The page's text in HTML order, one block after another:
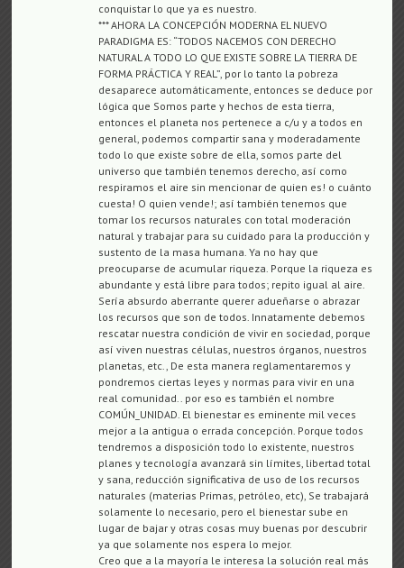
conquistar lo que ya es nuestro.
*** AHORA LA CONCEPCIÓN MODERNA EL NUEVO
PARADIGMA ES: “TODOS NACEMOS CON DERECHO
NATURAL A TODO LO QUE EXISTE SOBRE LA TIERRA DE
FORMA PRÁCTICA Y REAL”, por lo tanto la pobreza
desaparece automáticamente, entonces se deduce por
lógica que Somos parte y hechos de esta tierra,
entonces el planeta nos pertenece a c/u y a todos en
general, podemos compartir sana y moderadamente
todo lo que existe sobre de ella, somos parte del
universo que también tenemos derecho, así como
respiramos el aire sin mencionar de quien es! o cuánto
cuesta! O quien vende!; así también tenemos que
tomar los recursos naturales con total moderación
natural y trabajar para su cuidado para la producción y
sustento de la masa humana. Ya no hay que
preocuparse de acumular riqueza. Porque la riqueza es
abundante y está libre para todos; repito igual al aire.
Sería absurdo aberrante querer adueñarse o abrazar
los recursos que son de todos. Innatamente debemos
rescatar nuestra condición de vivir en sociedad, porque
así viven nuestras células, nuestros órganos, nuestros
planetas, etc., De esta manera reglamentaremos y
pondremos ciertas leyes y normas para vivir en una
real comunidad.. por eso es también el nombre
COMÚN_UNIDAD. El bienestar es eminente mil veces
mejor a la antigua o errada concepción. Porque todos
tendremos a disposición todo lo existente, nuestros
planes y tecnología avanzará sin límites, libertad total
y sana, reducción significativa de uso de los recursos
naturales (materias Primas, petróleo, etc), Se trabajará
solamente lo necesario, pero el bienestar sube en
lugar de bajar y otras cosas muy buenas por descubrir
ya que solamente nos espera lo mejor.
Creo que a la mayoría le interesa la solución real más